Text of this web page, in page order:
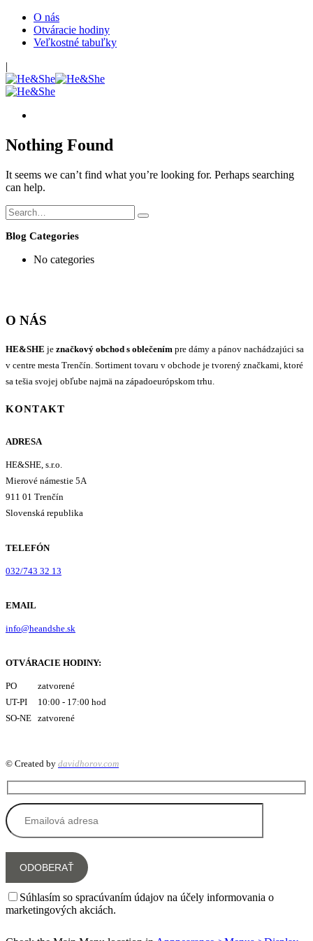
O nás
Otváracie hodiny
Veľkostné tabuľky
|
Nothing Found
It seems we can’t find what you’re looking for. Perhaps searching
can help.
Blog Categories
No categories
O NÁS
HE&SHE je značkový obchod s oblečením pre dámy a pánov nachádzajúci sa
v centre mesta Trenčín. Sortiment tovaru v obchode je tvorený značkami, ktoré
sa tešia svojej obľube najmä na západoeurópskom trhu.
KONTAKT
ADRESA
HE&SHE, s.r.o.
Mierové námestie 5A
911 01 Trenčín
Slovenská republika
TELEFÓN
032/743 32 13
EMAIL
info@heandshe.sk
OTVÁRACIE HODINY:
PO zatvorené
UT-PI 10:00 - 17:00 hod
SO-NE zatvorené
© Created by davidhorov.com
Súhlasím so spracúvaním údajov na účely informovania o
marketingových akciách.